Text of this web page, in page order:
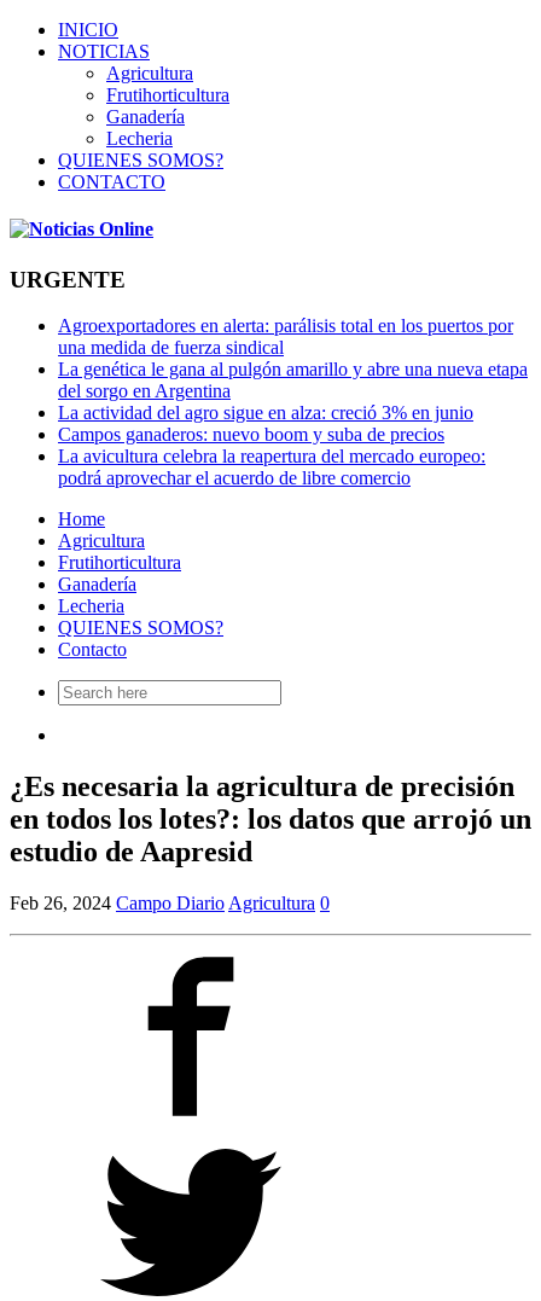
INICIO
NOTICIAS
Agricultura
Frutihorticultura
Ganadería
Lecheria
QUIENES SOMOS?
CONTACTO
URGENTE
Agroexportadores en alerta: parálisis total en los puertos por
una medida de fuerza sindical
La genética le gana al pulgón amarillo y abre una nueva etapa
del sorgo en Argentina
La actividad del agro sigue en alza: creció 3% en junio
Campos ganaderos: nuevo boom y suba de precios
La avicultura celebra la reapertura del mercado europeo:
podrá aprovechar el acuerdo de libre comercio
Home
Agricultura
Frutihorticultura
Ganadería
Lecheria
QUIENES SOMOS?
Contacto
Search
for:
¿Es necesaria la agricultura de precisión
en todos los lotes?: los datos que arrojó un
estudio de Aapresid
Feb 26, 2024 Campo Diario Agricultura 0